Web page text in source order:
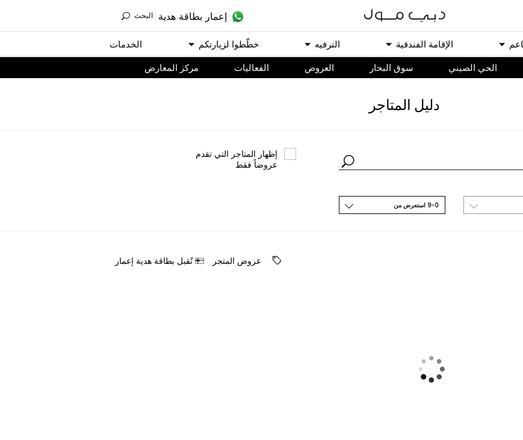
ﺇﻋﻤﺎﺭ ﺑﻄﺎﻗﺔ ﻫﺪﻳﺔ اﻟﺒﺤﺚ
اﻹﻗﺎﻣﺔ اﻟﻔﻨﺪﻗﻴﺔ اﻟﺘﺮﻓﻴﻪ ﺧﻄّﻄﻮا ﻟﺰﻳﺎﺭﺗﻜﻢ اﻟﺨﺪﻣﺎﺕ
الحي الصيني سوق البحار اﻟﻌﺮﻭﺽ اﻟﻔﻌﺎﻟﻴﺎﺕ مركز المعارض
ﺩﻟﻴﻞ اﻟﻤﺘﺎﺟﺮ
ﺇﻇﻬﺎﺭ اﻟﻤﺘﺎﺟﺮ اﻟﺘﻲ ﺗﻘﺪﻡ
ﻋﺮﻭﺿﺎً ﻓﻘﻂ
9-0 اﺳﺘﻌﺮﺽ ﻣﻦ
ﻋﺮﻭﺽ اﻟﻤﺘﺠﺮ ﺗُﻘﺒﻞ ﺑﻄﺎﻗﺔ ﻫﺪﻳﺔ ﺇﻋﻤﺎﺭ